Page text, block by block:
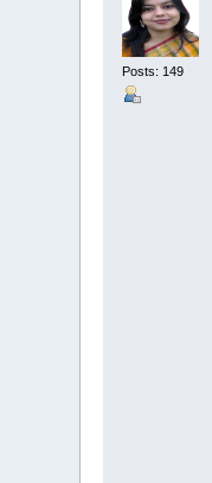
Posts: 149